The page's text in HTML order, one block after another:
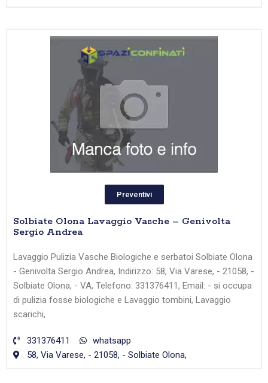
Preventivi
Solbiate Olona Lavaggio Vasche – Genivolta
Sergio Andrea
Lavaggio Pulizia Vasche Biologiche e serbatoi Solbiate Olona
- Genivolta Sergio Andrea, Indirizzo: 58, Via Varese, - 21058, -
Solbiate Olona, - VA, Telefono: 331376411, Email: - si occupa
di pulizia fosse biologiche e Lavaggio tombini, Lavaggio
scarichi,
331376411
whatsapp
58, Via Varese, - 21058, - Solbiate Olona,